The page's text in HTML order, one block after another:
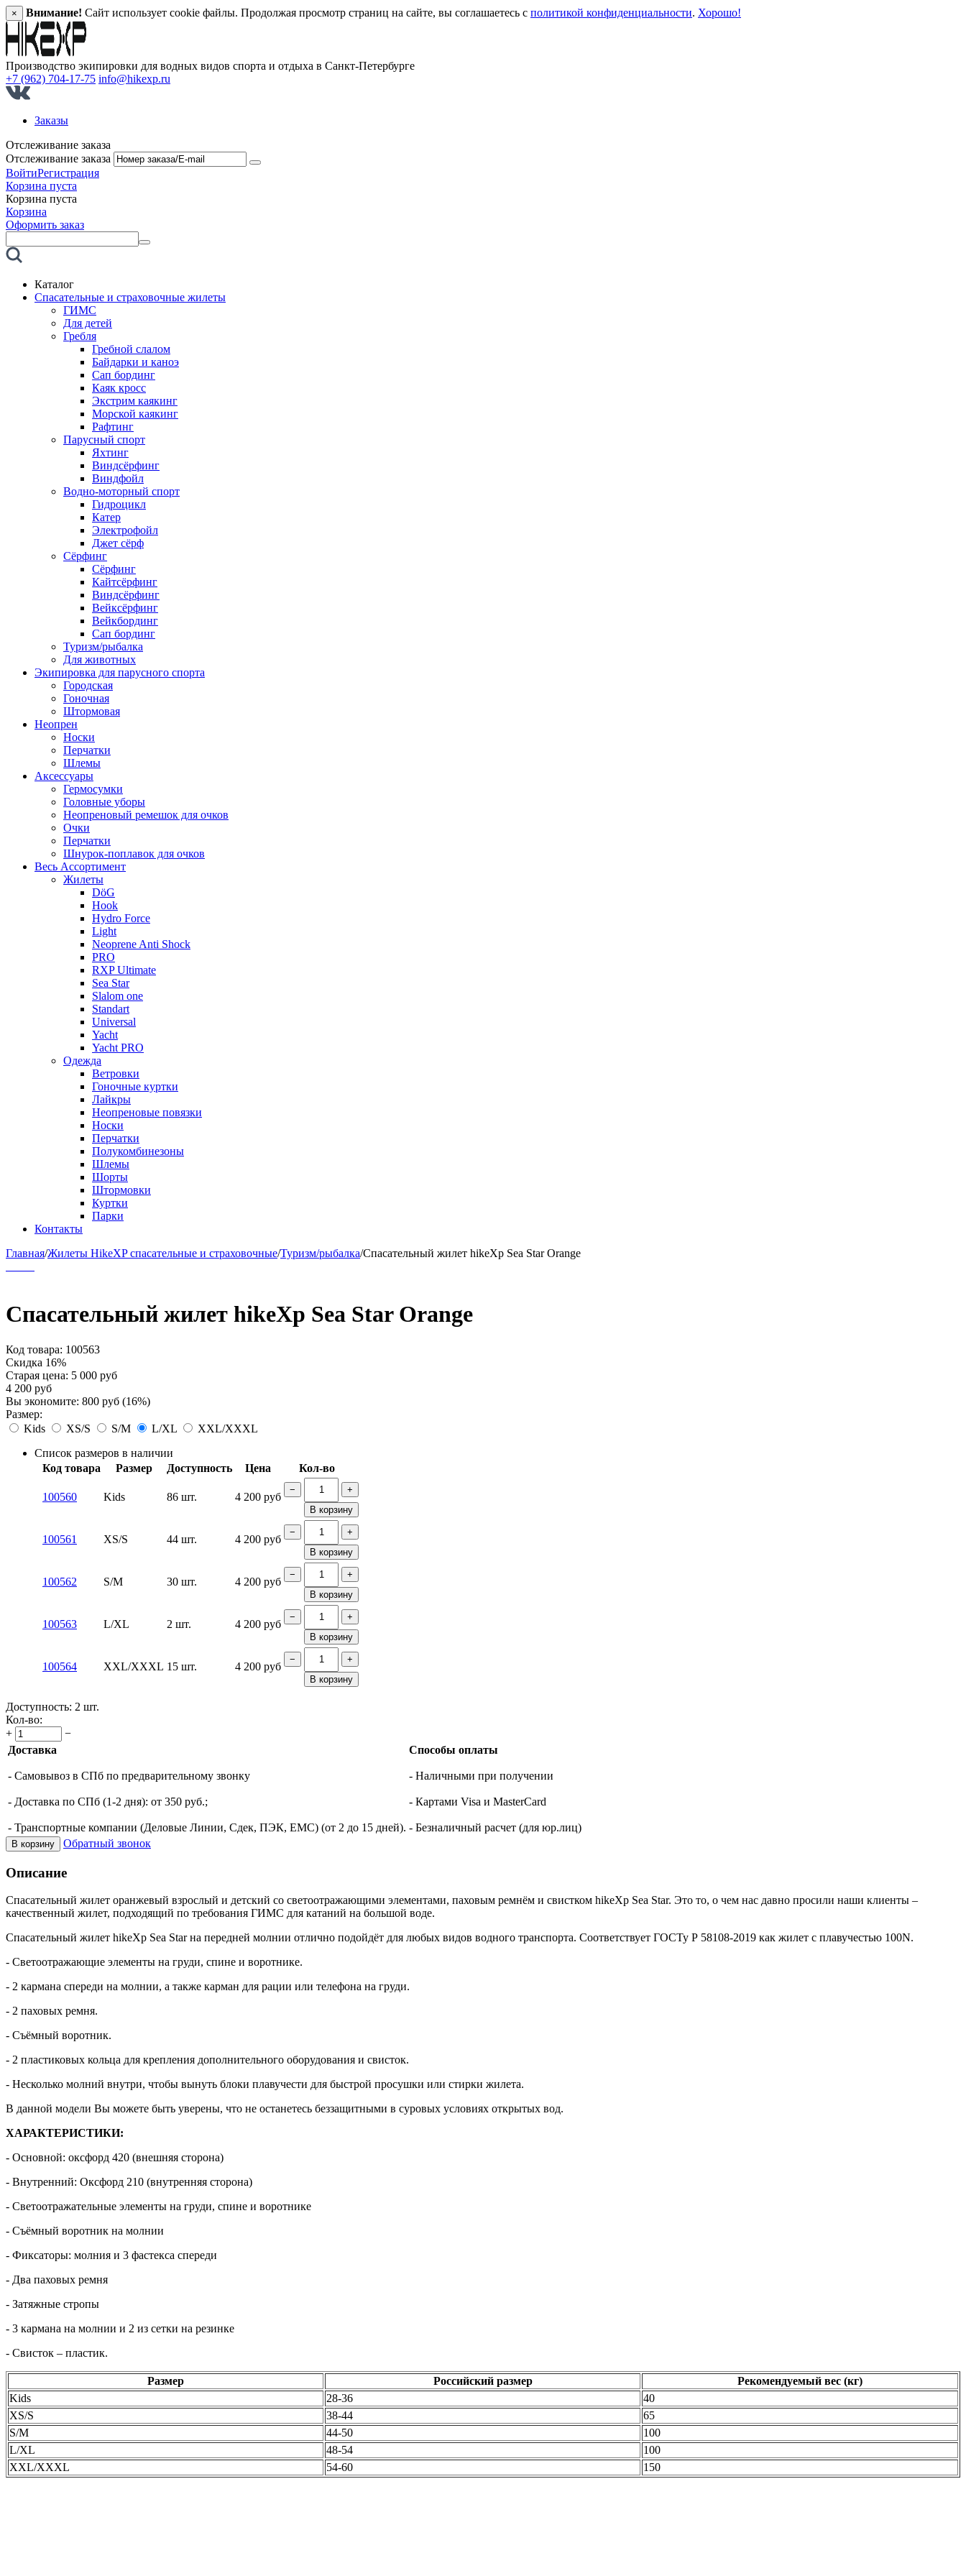
× Внимание! Сайт использует cookie файлы. Продолжая просмотр страниц на сайте, вы соглашаетесь с политикой конфиденциальности. Хорошо!
Производство экипировки для водных видов спорта и отдыха в Санкт‑Петербурге
+7 (962) 704-17-75 info@hikexp.ru
Заказы
Отслеживание заказа
Отслеживание заказа
ВойтиРегистрация
Корзина пуста
Корзина пуста
Корзина
Оформить заказ
Каталог
Спасательные и страховочные жилеты
ГИМС
Для детей
Гребля
Гребной слалом
Байдарки и каноэ
Сап бординг
Каяк кросс
Экстрим каякинг
Морской каякинг
Рафтинг
Парусный спорт
Яхтинг
Виндсёрфинг
Виндфойл
Водно-моторный спорт
Гидроцикл
Катер
Электрофойл
Джет сёрф
Сёрфинг
Сёрфинг
Кайтсёрфинг
Виндсёрфинг
Вейксёрфинг
Вейкбординг
Сап бординг
Туризм/рыбалка
Для животных
Экипировка для парусного спорта
Городская
Гоночная
Штормовая
Неопрен
Носки
Перчатки
Шлемы
Аксессуары
Гермосумки
Головные уборы
Неопреновый ремешок для очков
Очки
Перчатки
Шнурок-поплавок для очков
Весь Ассортимент
Жилеты
DöG
Hook
Hydro Force
Light
Neoprene Anti Shock
PRO
RXP Ultimate
Sea Star
Slalom one
Standart
Universal
Yacht
Yacht PRO
Одежда
Ветровки
Гоночные куртки
Лайкры
Неопреновые повязки
Носки
Перчатки
Полукомбинезоны
Шлемы
Шорты
Штормовки
Куртки
Парки
Контакты
Главная/Жилеты HikeXP спасательные и страховочные/Туризм/рыбалка/Спасательный жилет hikeXp Sea Star Orange
Спасательный жилет hikeXp Sea Star Orange
Код товара: 100563
Скидка 16%
Старая цена: 5 000 руб
4 200 руб
Вы экономите: 800 руб (16%)
Размер:
Kids
XS/S S/M L/XL
XXL/XXXL
Список размеров в наличии
Код товара
Размер Доступность Цена Кол-во
100560 Kids 86 шт. 4 200 руб
−
+
В корзину
100561 XS/S 44 шт. 4 200 руб
−
+
В корзину
100562 S/M 30 шт. 4 200 руб
−
+
В корзину
100563 L/XL 2 шт. 4 200 руб
−
+
В корзину
100564 XXL/XXXL 15 шт. 4 200 руб
−
+
В корзину
Доступность: 2 шт.
Кол-во:
+
−
Доставка
- Самовывоз в СПб по предварительному звонку
- Доставка по СПб (1-2 дня): от 350 руб.;
- Транспортные компании (Деловые Линии, Сдек, ПЭК, ЕМС) (от 2 до 15 дней).
Способы оплаты
- Наличными при получении
- Картами Visa и MasterCard
- Безналичный расчет (для юр.лиц)
В корзину Обратный звонок
Описание
Спасательный жилет оранжевый взрослый и детский со светоотражающими элементами, паховым ремнём и свистком hikeXp Sea Star. Это то, о чем нас давно просили наши клиенты –
качественный жилет, подходящий по требования ГИМС для катаний на большой воде.
Спасательный жилет hikeXp Sea Star на передней молнии отлично подойдёт для любых видов водного транспорта. Соответствует ГОСТу Р 58108-2019 как жилет с плавучестью 100N.
- Светоотражающие элементы на груди, спине и воротнике.
- 2 кармана спереди на молнии, а также карман для рации или телефона на груди.
- 2 паховых ремня.
- Съёмный воротник.
- 2 пластиковых кольца для крепления дополнительного оборудования и свисток.
- Несколько молний внутри, чтобы вынуть блоки плавучести для быстрой просушки или стирки жилета.
В данной модели Вы можете быть уверены, что не останетесь беззащитными в суровых условиях открытых вод.
ХАРАКТЕРИСТИКИ:
- Основной: оксфорд 420 (внешняя сторона)
- Внутренний: Оксфорд 210 (внутренняя сторона)
- Светоотражательные элементы на груди, спине и воротнике
- Съёмный воротник на молнии
- Фиксаторы: молния и 3 фастекса спереди
- Два паховых ремня
- Затяжные стропы
- 3 кармана на молнии и 2 из сетки на резинке
- Свисток – пластик.
Размер Российский размер
Рекомендуемый вес (кг)
Kids
28-36
40
XS/S
38-44
65
S/M
44-50
100
L/XL
48-54
100
XXL/XXXL
54-60 150